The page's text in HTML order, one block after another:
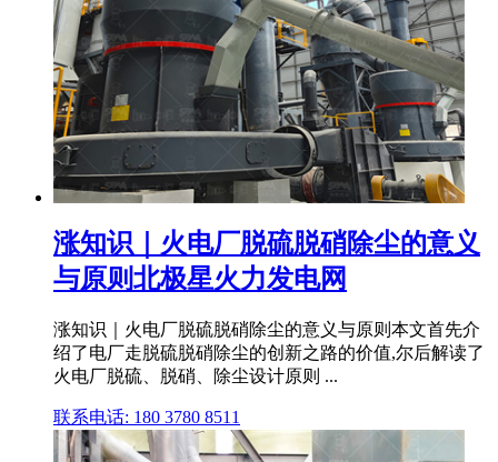
涨知识｜火电厂脱硫脱硝除尘的意义
与原则北极星火力发电网
涨知识｜火电厂脱硫脱硝除尘的意义与原则本文首先介
绍了电厂走脱硫脱硝除尘的创新之路的价值,尔后解读了
火电厂脱硫、脱硝、除尘设计原则 ...
联系电话: 180 3780 8511